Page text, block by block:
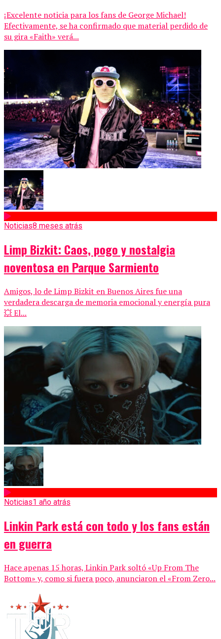
¡Excelente noticia para los fans de George Michael!
Efectivamente, se ha confirmado que material perdido de
su gira «Faith» verá...
Noticias8 meses atrás
Limp Bizkit: Caos, pogo y nostalgia
noventosa en Parque Sarmiento
Amigos, lo de Limp Bizkit en Buenos Aires fue una
verdadera descarga de memoria emocional y energía pura
💥 El...
Noticias1 año atrás
Linkin Park está con todo y los fans están
en guerra
Hace apenas 15 horas, Linkin Park soltó «Up From The
Bottom» y, como si fuera poco, anunciaron el «From Zero...